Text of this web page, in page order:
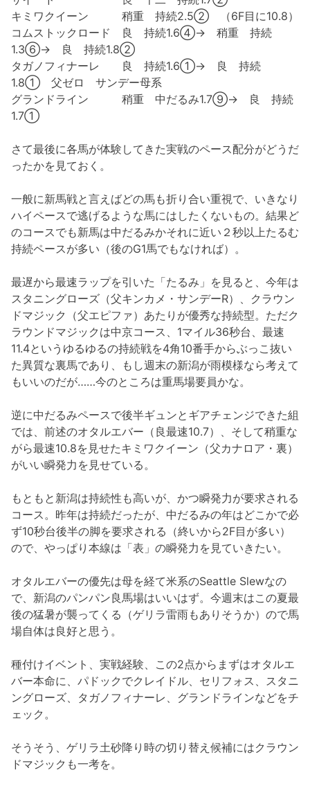
キミワクイーン 稍重 持続2.5② （6F目に10.8）
コムストックロード 良 持続1.6④→ 稍重 持続
1.3⑥→ 良 持続1.8②
タガノフィナーレ 良 持続1.6①→ 良 持続
1.8① 父ゼロ サンデー母系
グランドライン 稍重 中だるみ1.7⑨→ 良 持続
1.7①
さて最後に各馬が体験してきた実戦のペース配分がどうだ
ったかを見ておく。
一般に新馬戦と言えばどの馬も折り合い重視で、いきなり
ハイペースで逃げるような馬にはしたくないもの。結果ど
のコースでも新馬は中だるみかそれに近い２秒以上たるむ
持続ペースが多い（後のG1馬でもなければ）。
最遅から最速ラップを引いた「たるみ」を見ると、今年は
スタニングローズ（父キンカメ・サンデーR）、クラウン
ドマジック（父エピファ）あたりが優秀な持続型。ただク
ラウンドマジックは中京コース、1マイル36秒台、最速
11.4というゆるゆるの持続戦を4角10番手からぶっこ抜い
た異質な裏馬であり、もし週末の新潟が雨模様なら考えて
もいいのだが……今のところは重馬場要員かな。
逆に中だるみペースで後半ギュンとギアチェンジできた組
では、前述のオタルエバー（良最速10.7）、そして稍重な
がら最速10.8を見せたキミワクイーン（父カナロア・裏）
がいい瞬発力を見せている。
もともと新潟は持続性も高いが、かつ瞬発力が要求される
コース。昨年は持続だったが、中だるみの年はどこかで必
ず10秒台後半の脚を要求される（終いから2F目が多い）
ので、やっぱり本線は「表」の瞬発力を見ていきたい。
オタルエバーの優先は母を経て米系のSeattle Slewなの
で、新潟のパンパン良馬場はいいはず。今週末はこの夏最
後の猛暑が襲ってくる（ゲリラ雷雨もありそうか）ので馬
場自体は良好と思う。
種付けイベント、実戦経験、この2点からまずはオタルエ
バー本命に、パドックでクレイドル、セリフォス、スタニ
ングローズ、タガノフィナーレ、グランドラインなどをチ
ェック。
そうそう、ゲリラ土砂降り時の切り替え候補にはクラウン
ドマジックも一考を。